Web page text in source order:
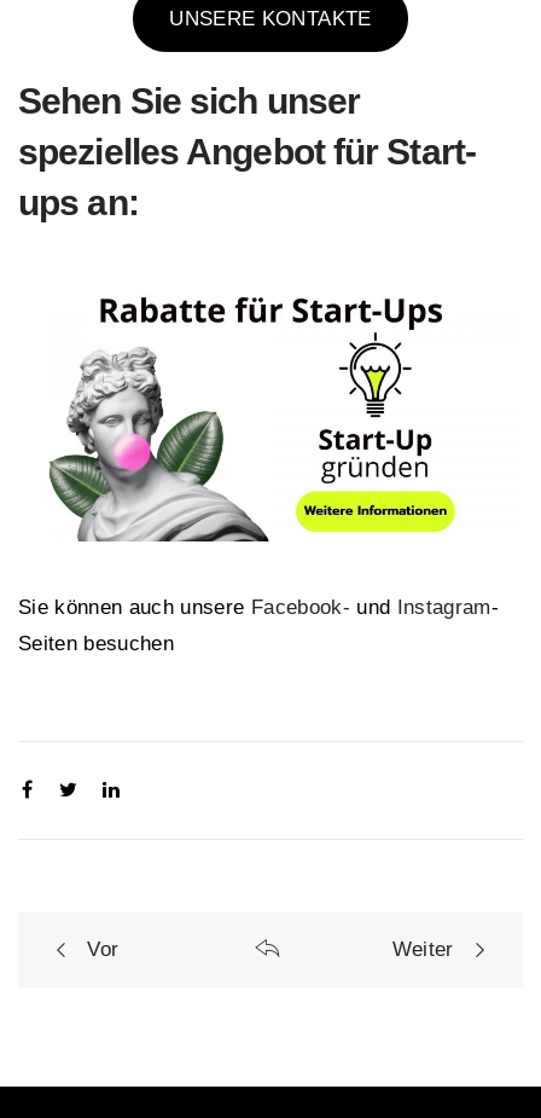
UNSERE KONTAKTE
Sehen Sie sich unser
spezielles Angebot für Start-
ups an:
Sie können auch unsere Facebook- und Instagram-
Seiten besuchen
Vor Weiter